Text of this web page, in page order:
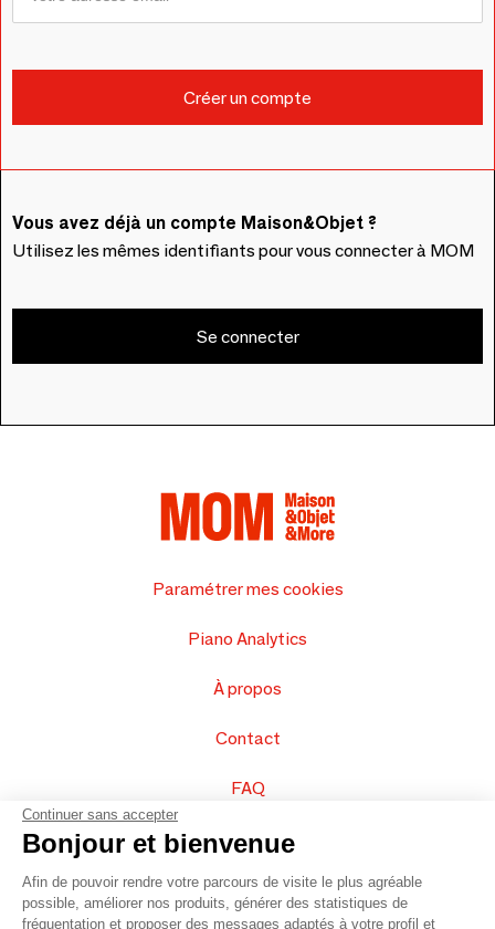
Vous avez déjà un compte Maison&Objet ?
Utilisez les mêmes identifiants pour vous connecter à MOM
Se connecter
Paramétrer mes cookies
Piano Analytics
À propos
Contact
FAQ
Vendez vos produits
Plan du site
Continuer sans accepter
Bonjour et bienvenue
Afin de pouvoir rendre votre parcours de visite le plus agréable
possible, améliorer nos produits, générer des statistiques de
fréquentation et proposer des messages adaptés à votre profil et